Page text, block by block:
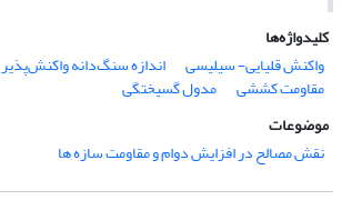
کلیدواژه‌ها
واکنش قلیایی- سیلیسی
اندازه سنگ‌دانه واکنش‌پذیر
مقاومت کششی
مدول گسیختگی
موضوعات
نقش مصالح در افزایش دوام و مقاومت سازه ها